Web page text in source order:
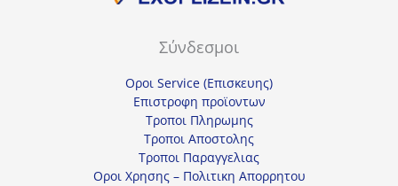
Σύνδεσμοι
Οροι Service (Επισκευης)
Επιστροφη προϊοντων
Τροποι Πληρωμης
Τροποι Αποστολης
Τροποι Παραγγελιας
Οροι Χρησης – Πολιτικη Απορρητου